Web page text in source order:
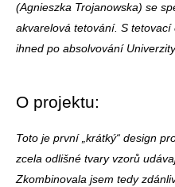
(Agnieszka Trojanowska) se
akvarelová tetování. S tetovací
ihned po absolvování
O projektu:
Toto je první „krátký“ design
zcela odlišné tvary vzorů
Zkombinovala jsem tedy